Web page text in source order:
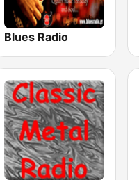
Blues Radio